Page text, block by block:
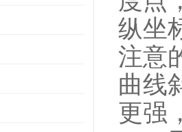
纵坐
注意
曲线
更强